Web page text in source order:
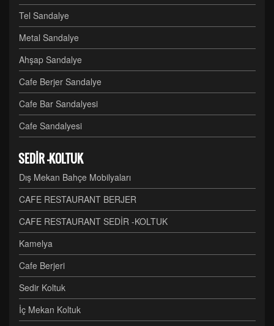
Tel Sandalye
Metal Sandalye
Ahşap Sandalye
Cafe Berjer Sandalye
Cafe Bar Sandalyesi
Cafe Sandalyesi
SEDİR -KOLTUK
Dış Mekan Bahçe Mobilyaları
CAFE RESTAURANT BERJER
CAFE RESTAURANT SEDİR -KOLTUK
Kamelya
Cafe Berjeri
Sedir Koltuk
İç Mekan Koltuk